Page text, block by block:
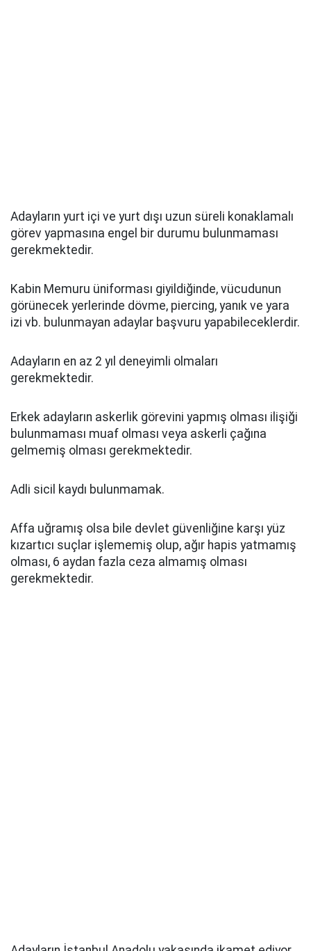
Adayların yurt içi ve yurt dışı uzun süreli konaklamalı
görev yapmasına engel bir durumu bulunmaması
gerekmektedir.
Kabin Memuru üniforması giyildiğinde, vücudunun
görünecek yerlerinde dövme, piercing, yanık ve yara
izi vb. bulunmayan adaylar başvuru yapabileceklerdir.
Adayların en az 2 yıl deneyimli olmaları
gerekmektedir.
Erkek adayların askerlik görevini yapmış olması ilişiği
bulunmaması muaf olması veya askerli çağına
gelmemiş olması gerekmektedir.
Adli sicil kaydı bulunmamak.
Affa uğramış olsa bile devlet güvenliğine karşı yüz
kızartıcı suçlar işlememiş olup, ağır hapis yatmamış
olması, 6 aydan fazla ceza almamış olması
gerekmektedir.